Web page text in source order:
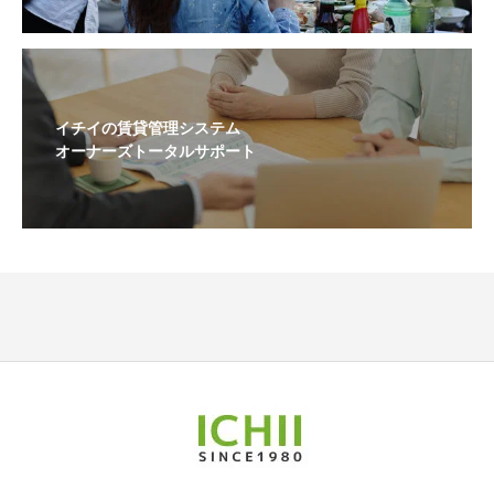
イチイの賃貸管理システム
オーナーズトータルサポート